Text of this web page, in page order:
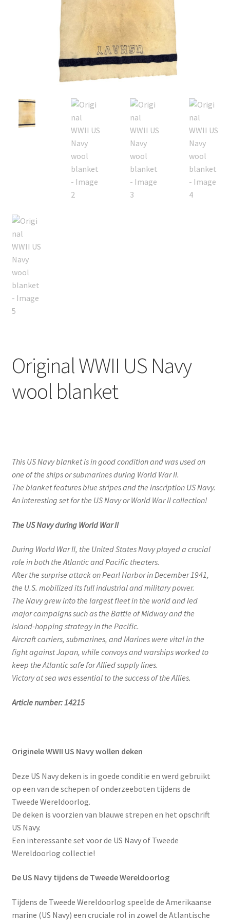
Original WWII US Navy
wool blanket
This US Navy blanket is in good condition and was used on
one of the ships or submarines during World War II.
The blanket features blue stripes and the inscription US Navy.
An interesting set for the US Navy or World War II collection!
The US Navy during World War II
During World War II, the United States Navy played a crucial
role in both the Atlantic and Pacific theaters.
After the surprise attack on Pearl Harbor in December 1941,
the U.S. mobilized its full industrial and military power.
The Navy grew into the largest fleet in the world and led
major campaigns such as the Battle of Midway and the
island-hopping strategy in the Pacific.
Aircraft carriers, submarines, and Marines were vital in the
fight against Japan, while convoys and warships worked to
keep the Atlantic safe for Allied supply lines.
Victory at sea was essential to the success of the Allies.
Article number:14215
Originele WWII US Navy wollen deken
Deze US Navy deken is in goede conditie en werd gebruikt
op een van de schepen of onderzeeboten tijdens de
Tweede Wereldoorlog.
De deken is voorzien van blauwe strepen en het opschrift
US Navy.
Een interessante set voor de US Navy of Tweede
Wereldoorlog collectie!
De US Navy tijdens de Tweede Wereldoorlog
Tijdens de Tweede Wereldoorlog speelde de Amerikaanse
marine (US Navy) een cruciale rol in zowel de Atlantische